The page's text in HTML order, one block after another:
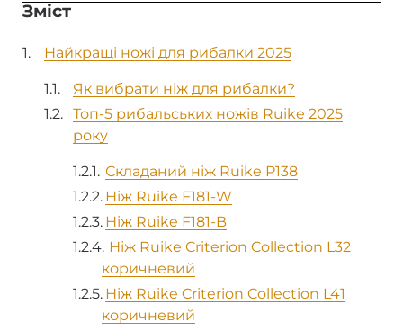
Зміст
Найкращі ножі для рибалки 2025
Як вибрати ніж для рибалки?
Топ-5 рибальських ножів Ruike 2025
року
Складаний ніж Ruike P138
Ніж Ruike F181-W
Ніж Ruike F181-B
Ніж Ruike Criterion Collection L32
коричневий
Ніж Ruike Criterion Collection L41
коричневий